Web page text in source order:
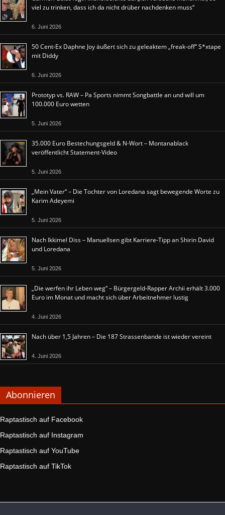
viel zu trinken, dass ich da nicht drüber nachdenken muss“
6. Juni 2026
50 Cent-Ex Daphne Joy äußert sich zu geleaktem „freak-off“ S*xtape
mit Diddy
6. Juni 2026
Prototyp vs. RAW – Pa Sports nimmt Songbattle an und will um
100.000 Euro wetten
5. Juni 2026
35.000 Euro Bestechungsgeld & N-Wort – Montanablack
veröffentlicht Statement-Video
5. Juni 2026
„Mein Vater“ – Die Tochter von Loredana sagt bewegende Worte zu
Karim Adeyemi
5. Juni 2026
Nach Ikkimel Diss – Manuellsen gibt Karriere-Tipp an Shirin David
und Loredana
5. Juni 2026
„Die werfen ihr Leben weg“ – Bürgergeld-Rapper Archii erhält 3.000
Euro im Monat und macht sich über Arbeitnehmer lustig
4. Juni 2026
Nach über 1,5 Jahren – Die 187 Strassenbande ist wieder vereint
4. Juni 2026
Abonnieren
Raptastisch auf Facebook
Raptastisch auf Instagram
Raptastisch auf YouTube
Raptastisch auf TikTok